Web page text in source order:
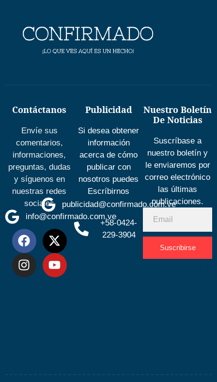
Contáctanos
Envíe sus
comentarios,
informaciones,
preguntas, dudas
y síguenos en
nuestras redes
sociales
info@confirmado.com.ve
Publicidad
Si desea obtener
información
acerca de cómo
publicar con
nosotros puedes
Escríbirnos
publicidad@confirmado.com.ve
+58-0424-
229-3904
Nuestro Boletín
De Noticias
Suscríbase a
nuestro boletín y
le enviaremos por
correo electrónico
las últimas
publicaciones.
Suscribirse